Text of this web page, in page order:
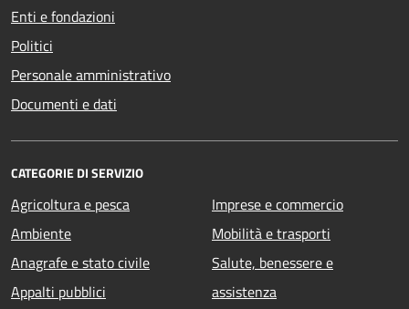
Enti e fondazioni
Politici
Personale amministrativo
Documenti e dati
CATEGORIE DI SERVIZIO
Agricoltura e pesca
Ambiente
Anagrafe e stato civile
Appalti pubblici
Imprese e commercio
Mobilità e trasporti
Salute, benessere e
assistenza